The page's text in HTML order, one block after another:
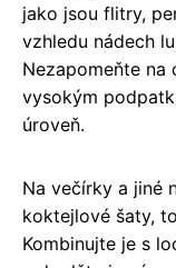
jako jsou flitry,
vzhledu nádech
Nezapomeňte
vysokým
úroveň.
Na večírky a jiné
koktejlové šaty,
Kombinujte je s